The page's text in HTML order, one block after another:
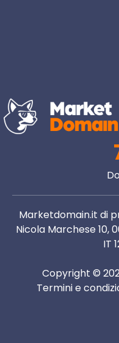
Marketdomain.it di
Nicola Marchese 10,
IT
Copyright ©
Termini e